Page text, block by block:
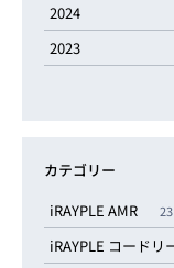
2024
2023
カテゴリー
iRAYPLE AMR
23
iRAYPLE コードリ